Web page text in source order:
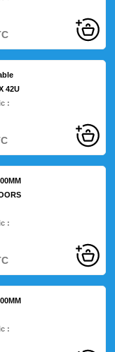
42U
:
:
: